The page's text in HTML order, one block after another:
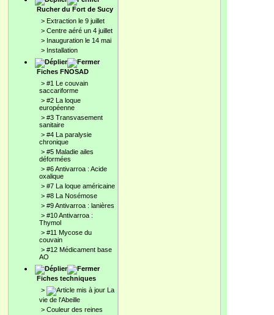
Rucher du Fort de Sucy
> Extraction le 9 juillet
> Centre aéré un 4 juillet
> Inauguration le 14 mai
> Installation
Fiches FNOSAD
> #1 Le couvain
saccariforme
> #2 La loque
européenne
> #3 Transvasement
sanitaire
> #4 La paralysie
chronique
> #5 Maladie ailes
déformées
> #6 Antivarroa : Acide
oxalique
> #7 La loque américaine
> #8 La Nosémose
> #9 Antivarroa : lanières
> #10 Antivarroa :
Thymol
> #11 Mycose du
couvain
> #12 Médicament base
AO
Fiches techniques
>
La
vie de l'Abeille
> Couleur des reines